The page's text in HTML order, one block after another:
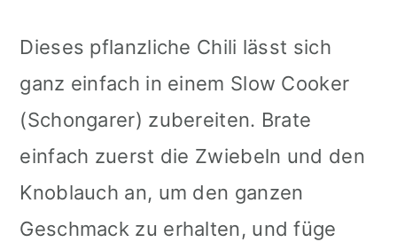
Dieses pflanzliche Chili lässt sich
ganz einfach in einem Slow Cooker
(Schongarer) zubereiten. Brate
einfach zuerst die Zwiebeln und den
Knoblauch an, um den ganzen
Geschmack zu erhalten, und füge